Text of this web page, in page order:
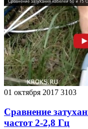
01 октября 2017 3103
Сравнение
частот 2-2,8 Гц